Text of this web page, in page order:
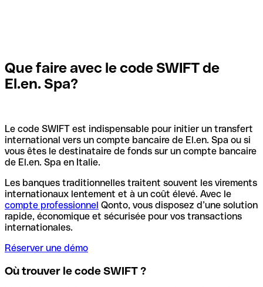
Que faire avec le code SWIFT de
El.en. Spa?
Le code SWIFT est indispensable pour initier un transfert
international vers un compte bancaire de El.en. Spa ou si
vous êtes le destinataire de fonds sur un compte bancaire
de El.en. Spa en Italie.
Les banques traditionnelles traitent souvent les virements
internationaux lentement et à un coût élevé. Avec le
compte professionnel Qonto, vous disposez d’une solution
rapide, économique et sécurisée pour vos transactions
internationales.
Réserver une démo
Où trouver le code SWIFT ?